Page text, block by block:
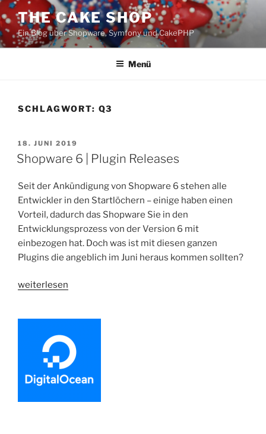
Zum
Inhalt
springen
THE CAKE SHOP
Ein Blog über Shopware, Symfony und CakePHP
Menü
SCHLAGWORT: Q3
VERÖFFENTLICHT
AM
18. JUNI 2019
Shopware 6 | Plugin Releases
Seit der Ankündigung von Shopware 6 stehen alle
Entwickler in den Startlöchern – einige haben einen
Vorteil, dadurch das Shopware Sie in den
Entwicklungsprozess von der Version 6 mit
einbezogen hat. Doch was ist mit diesen ganzen
Plugins die angeblich im Juni heraus kommen sollten?
„Shopware
Releases“
weiterlesen